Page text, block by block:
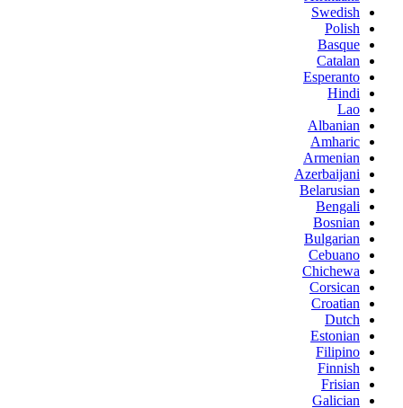
Swedish
Polish
Basque
Catalan
Esperanto
Hindi
Lao
Albanian
Amharic
Armenian
Azerbaijani
Belarusian
Bengali
Bosnian
Bulgarian
Cebuano
Chichewa
Corsican
Croatian
Dutch
Estonian
Filipino
Finnish
Frisian
Galician